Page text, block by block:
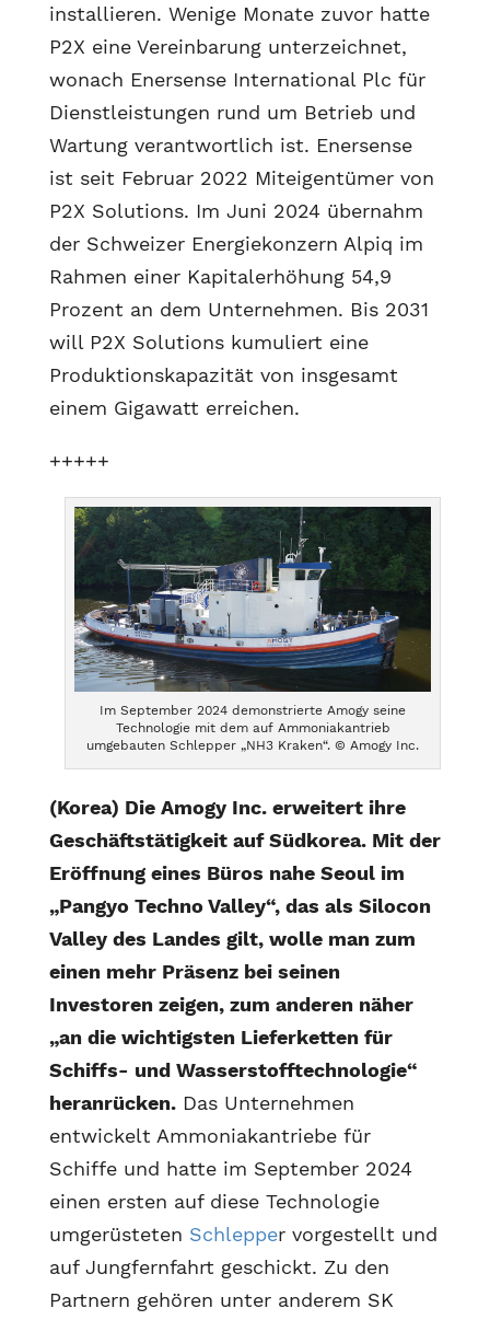
installieren. Wenige Monate zuvor hatte
P2X eine Vereinbarung unterzeichnet,
wonach Enersense International Plc für
Dienstleistungen rund um Betrieb und
Wartung verantwortlich ist. Enersense
ist seit Februar 2022 Miteigentümer von
P2X Solutions. Im Juni 2024 übernahm
der Schweizer Energiekonzern Alpiq im
Rahmen einer Kapitalerhöhung 54,9
Prozent an dem Unternehmen. Bis 2031
will P2X Solutions kumuliert eine
Produktionskapazität von insgesamt
einem Gigawatt erreichen.
+++++
Im September 2024 demonstrierte Amogy seine
Technologie mit dem auf Ammoniakantrieb
umgebauten Schlepper „NH3 Kraken“. © Amogy Inc.
(Korea) Die Amogy Inc. erweitert ihre
Geschäftstätigkeit auf Südkorea. Mit der
Eröffnung eines Büros nahe Seoul im
„Pangyo Techno Valley“, das als Silocon
Valley des Landes gilt, wolle man zum
einen mehr Präsenz bei seinen
Investoren zeigen, zum anderen näher
„an die wichtigsten Lieferketten für
Schiffs- und Wasserstofftechnologie“
heranrücken.Das Unternehmen
entwickelt Ammoniakantriebe für
Schiffe und hatte im September 2024
einen ersten auf diese Technologie
umgerüsteten Schlepper vorgestellt und
auf Jungfernfahrt geschickt. Zu den
Partnern gehören unter anderem SK